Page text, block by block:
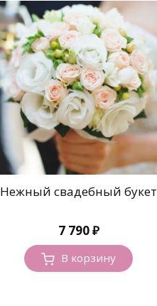
Нежный свадебный букет
7 790₽
В корзину